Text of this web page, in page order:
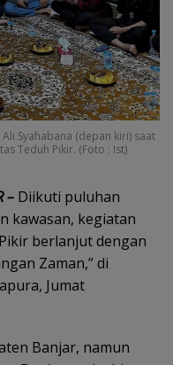
Syahabana (depan kiri) saat
Teduh Pikir. (Foto : Ist)
– Diikuti puluhan
kawasan, kegiatan
berlanjut dengan
Zaman,” di
Jumat
Banjar, namun